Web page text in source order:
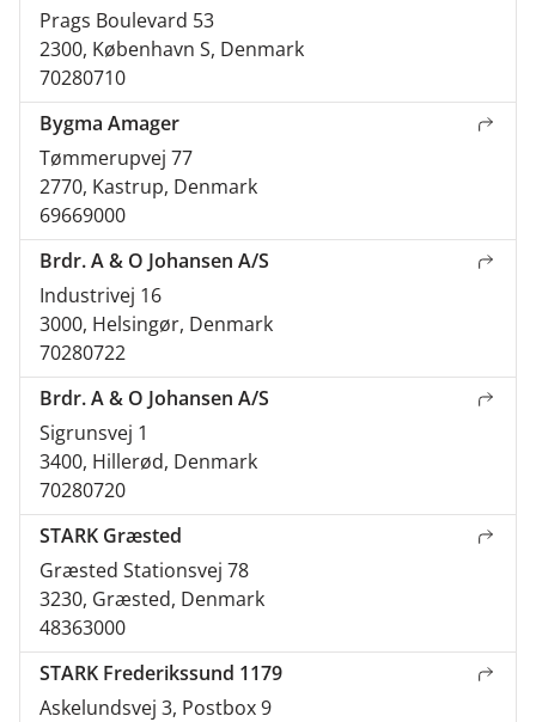
Prags Boulevard 53
2300, København S, Denmark
70280710
Bygma Amager
Tømmerupvej 77
2770, Kastrup, Denmark
69669000
Brdr. A & O Johansen A/S
Industrivej 16
3000, Helsingør, Denmark
70280722
Brdr. A & O Johansen A/S
Sigrunsvej 1
3400, Hillerød, Denmark
70280720
STARK Græsted
Græsted Stationsvej 78
3230, Græsted, Denmark
48363000
STARK Frederikssund 1179
Askelundsvej 3, Postbox 9